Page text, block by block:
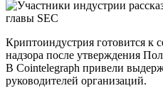
Криптоиндустрия готовится к
надзора после утверждения
В Cointelegraph привели
руководителей организаций.